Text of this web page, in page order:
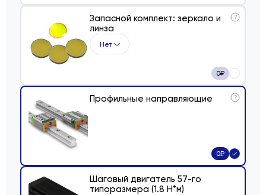
Запасной комплект: зеркало и
линза
?
Нет
0₽
Профильные направляющие ?
0₽
Шаговый двигатель 57-го
типоразмера (1.8 Н*м)